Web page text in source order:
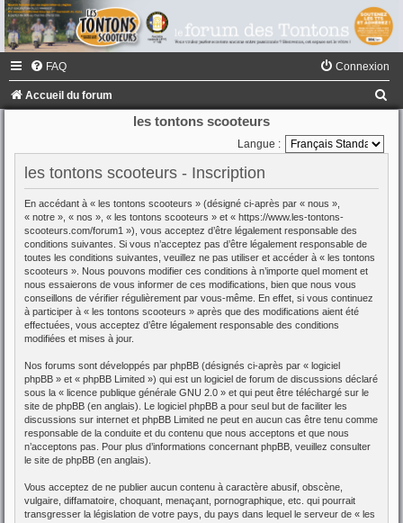
FAQ Connexion
Accueil du forum
les tontons scooteurs
Langue :
les tontons scooteurs - Inscription
En accédant à « les tontons scooteurs » (désigné ci-après par « nous »,
« notre », « nos », « les tontons scooteurs » et « https://www.les-tontons-
scooteurs.com/forum1 »), vous acceptez d’être légalement responsable des
conditions suivantes. Si vous n’acceptez pas d’être légalement responsable de
toutes les conditions suivantes, veuillez ne pas utiliser et accéder à « les tontons
scooteurs ». Nous pouvons modifier ces conditions à n’importe quel moment et
nous essaierons de vous informer de ces modifications, bien que nous vous
conseillons de vérifier régulièrement par vous-même. En effet, si vous continuez
à participer à « les tontons scooteurs » après que des modifications aient été
effectuées, vous acceptez d’être légalement responsable des conditions
modifiées et mises à jour.
Nos forums sont développés par phpBB (désignés ci-après par « logiciel
phpBB » et « phpBB Limited ») qui est un logiciel de forum de discussions déclaré
sous la « licence publique générale GNU 2.0 » et qui peut être téléchargé sur le
site de phpBB (en anglais). Le logiciel phpBB a pour seul but de faciliter les
discussions sur internet et phpBB Limited ne peut en aucun cas être tenu comme
responsable de la conduite et du contenu que nous acceptons et que nous
n’acceptons pas. Pour plus d’informations concernant phpBB, veuillez consulter
le site de phpBB (en anglais).
Vous acceptez de ne publier aucun contenu à caractère abusif, obscène,
vulgaire, diffamatoire, choquant, menaçant, pornographique, etc. qui pourrait
transgresser la législation de votre pays, du pays dans lequel le serveur de « les